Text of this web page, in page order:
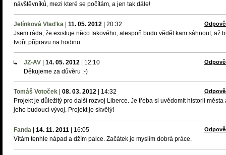
návštěvníků, mezi které se počítám, a jen tak dále!
Jelínková Vlaďka 11. 05. 2012 20:32
Jsem ráda, že existuje něco takového, alespoň budu vědět kam sáhnout, až
tvořit přípravu na hodinu.
JZ-AV 14. 05. 2012 12:10
Děkujeme za důvěru :-)
Tomáš Votoček 08. 03. 2012 14:32
Projekt je důležitý pro další rozvoj Liberce. Je třeba si uvědomit historii města
jeho budoucí vývoj. Projekt je skvělý!
Fanda 14. 11. 2011 16:05
Vítám tenhle nápad a džím palce. Začátek je myslím dobrá práce.